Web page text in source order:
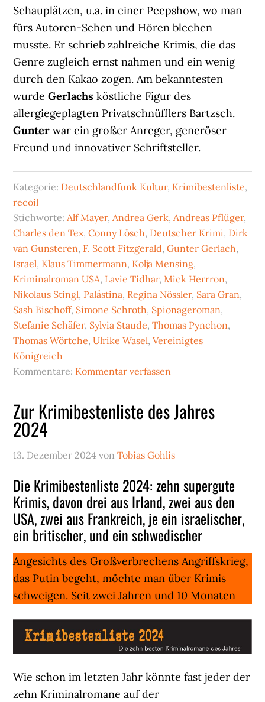
Schauplätzen, u.a. in einer Peepshow, wo man
fürs Autoren-Sehen und Hören blechen
musste. Er schrieb zahlreiche Krimis, die das
Genre zugleich ernst nahmen und ein wenig
durch den Kakao zogen. Am bekanntesten
wurdeGerlachs köstliche Figur des
allergiegeplagten Privatschnüfflers Bartzsch.
Gunter war ein großer Anreger, generöser
Freund und innovativer Schriftsteller.
Kategorie: Deutschlandfunk Kultur, Krimibestenliste,
recoil
Stichworte: Alf Mayer, Andrea Gerk, Andreas Pflüger,
Charles den Tex,Conny Lösch, Deutscher Krimi, Dirk
van Gunsteren, F. Scott Fitzgerald,Gunter Gerlach,
Israel, Klaus Timmermann, Kolja Mensing,
Kriminalroman USA, Lavie Tidhar, Mick Herrron,
Nikolaus Stingl, Palästina, Regina Nössler, Sara Gran,
Sash Bischoff, Simone Schroth, Spionageroman,
Stefanie Schäfer, Sylvia Staude,Thomas Pynchon,
Thomas Wörtche,Ulrike Wasel,Vereinigtes
Königreich
Kommentare: Kommentar verfassen
Zur Krimibestenliste des Jahres
2024
13. Dezember 2024 vonTobias Gohlis
Die Krimibestenliste 2024: zehn supergute
Krimis, davon drei aus Irland, zwei aus den
USA, zwei aus Frankreich, je ein israelischer,
ein britischer, und ein schwedischer
Angesichts des Großverbrechens Angriffskrieg,
das Putin begeht, möchte man über Krimis
schweigen. Seit zwei Jahren und 10 Monaten
Wie schon im letzten Jahr könnte fast jeder der
zehn Kriminalromane auf der